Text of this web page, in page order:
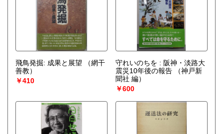
飛鳥発掘: 成果と展望
（網干
善教）
￥410
守れいのちを : 阪神・淡路大
震災10年後の報告
（神戸新
聞社 編）
￥600